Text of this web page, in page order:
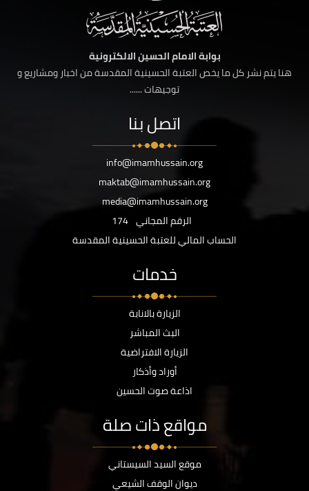
بوابة الامام الحسين الالكترونية
هنا يتم نشر كل ما يخص العتبة الحسينية المقدسة من اخبار ومشاريع و
توجيهات ......
اتصل بنا
info@imamhussain.org
maktab@imamhussain.org
media@imamhussain.org
الرقم المجاني 174
الحساب المالي للعتبة الحسينية المقدسة
خدمات
الزيارة بالانابة
البث المباشر
الزيارة الافتراضية
أوراد وأذكار
اذاعة صوت الحسين
مواقع ذات صلة
موقع السيد السيستاني
ديوان الوقف الشيعي